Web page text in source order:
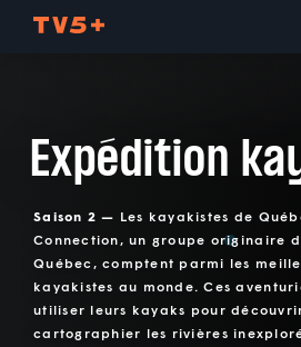
Expédition
Saison 2 — Les kayakistes de
Connection, un groupe originaire
Québec, comptent parmi les
kayakistes au monde. Ces
utiliser leurs kayaks pour
cartographier les rivières